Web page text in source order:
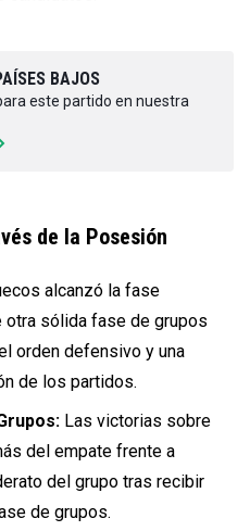
BAJOS
este partido en nuestra
de la Posesión
alcanzó la fase
sólida fase de grupos
orden defensivo y una
de los partidos.
Las victorias sobre
del empate frente a
del grupo tras recibir
de grupos.